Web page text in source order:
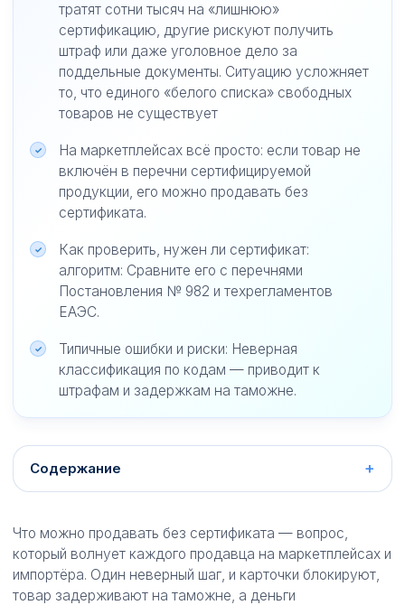
тратят сотни тысяч на «лишнюю»
сертификацию, другие рискуют получить
штраф или даже уголовное дело за
поддельные документы. Ситуацию усложняет
то, что единого «белого списка» свободных
товаров не существует
На маркетплейсах всё просто: если товар не
включён в перечни сертифицируемой
продукции, его можно продавать без
сертификата.
Как проверить, нужен ли сертификат:
алгоритм: Сравните его с перечнями
Постановления № 982 и техрегламентов
ЕАЭС.
Типичные ошибки и риски: Неверная
классификация по кодам — приводит к
штрафам и задержкам на таможне.
Содержание
Что можно продавать без сертификата — вопрос,
который волнует каждого продавца на маркетплейсах и
импортёра. Один неверный шаг, и карточки блокируют,
товар задерживают на таможне, а деньги